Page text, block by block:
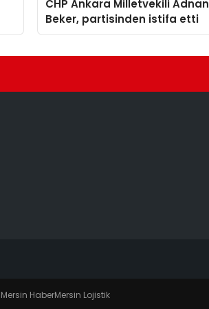
CHP Ankara Milletvekili Adnan
Beker, partisinden istifa etti
Mersin HaberMersin Lojistik